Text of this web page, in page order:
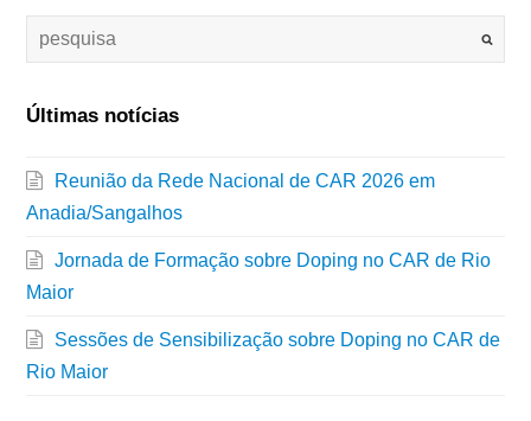
Últimas notícias
Reunião da Rede Nacional de CAR 2026 em
Anadia/Sangalhos
Jornada de Formação sobre Doping no CAR de Rio
Maior
Sessões de Sensibilização sobre Doping no CAR de
Rio Maior